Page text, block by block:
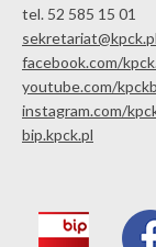
tel. 52 585 15 01
sekretariat@kpck.pl
facebook.com/
youtube.com/
instagram.com/
bip.kpck.pl